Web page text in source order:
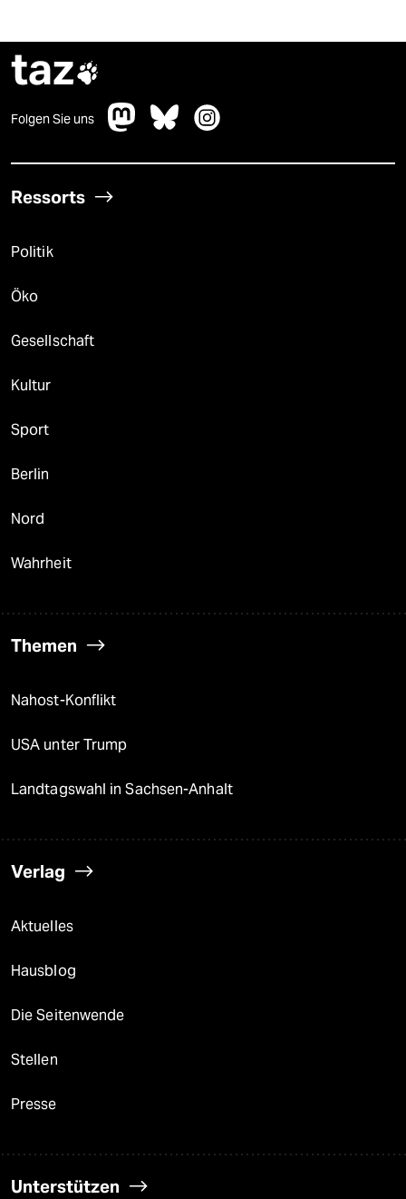
taz
Folgen Sie uns
Ressorts
Politik
Öko
Gesellschaft
Kultur
Sport
Berlin
Nord
Wahrheit
Themen
Nahost-Konflikt
USA unter Trump
Landtagswahl in Sachsen-Anhalt
Verlag
Aktuelles
Hausblog
Die Seitenwende
Stellen
Presse
Unterstützen